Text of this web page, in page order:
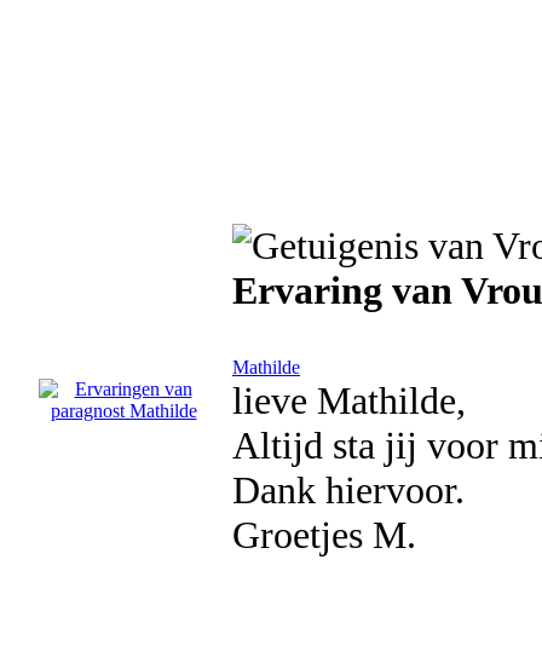
Ervaring van
Mathilde
lieve Mathilde,
Altijd sta jij voor
Dank hiervoor.
Groetjes M.